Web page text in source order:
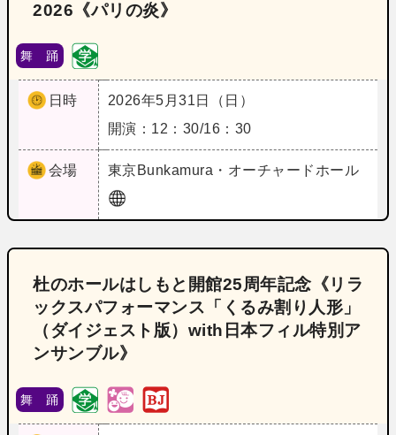
2026《パリの炎》
舞 踊
日時
2026年5月31日（日）
開演：12：30/16：30
会場 東京Bunkamura・オーチャードホール
杜のホールはしもと開館25周年記念《リラ
ックスパフォーマンス「くるみ割り人形」
（ダイジェスト版）with日本フィル特別ア
ンサンブル》
舞 踊